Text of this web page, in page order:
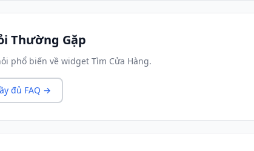
Thường Gặp
phổ biến về widget Tìm Cửa Hàng.
đủ FAQ →